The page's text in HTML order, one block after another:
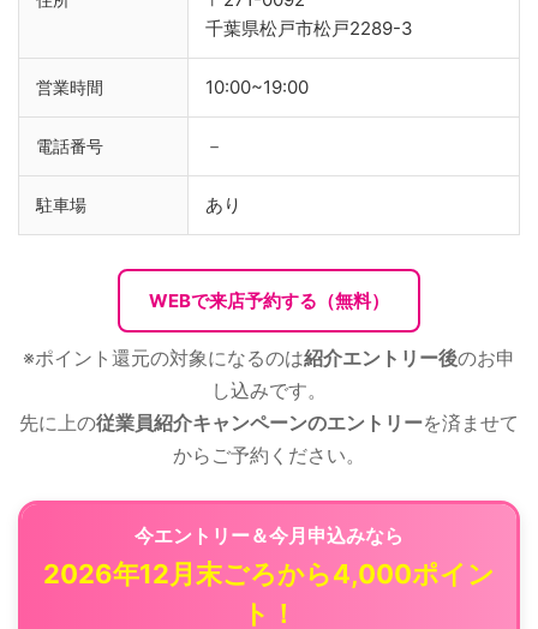
千葉県松戸市松戸2289-3
営業時間 10:00~19:00
電話番号 －
駐車場 あり
WEBで来店予約する（無料）
※ポイント還元の対象になるのは紹介エントリー後のお申
し込みです。
先に上の従業員紹介キャンペーンのエントリーを済ませて
からご予約ください。
今エントリー＆今月申込みなら
2026年12月末ごろから4,000ポイン
ト！